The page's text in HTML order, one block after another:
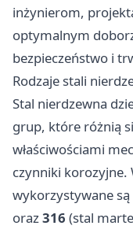
inżynierom,
optymalnym
bezpieczeństwo i
Rodzaje stali
Stal nierdzewna
grup, które różnią
właściwościami
czynniki korozyjne.
wykorzystywane
oraz316 (stal